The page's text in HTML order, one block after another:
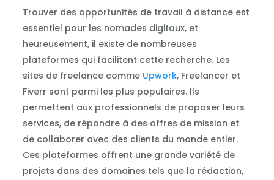
Trouver des opportunités de travail à distance est
essentiel pour les nomades digitaux, et
heureusement, il existe de nombreuses
plateformes qui facilitent cette recherche. Les
sites de freelance comme Upwork, Freelancer et
Fiverr sont parmi les plus populaires. Ils
permettent aux professionnels de proposer leurs
services, de répondre à des offres de mission et
de collaborer avec des clients du monde entier.
Ces plateformes offrent une grande variété de
projets dans des domaines tels que la rédaction,